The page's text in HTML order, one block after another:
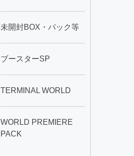
未開封BOX・パック等
ブースターSP
TERMINAL WORLD
WORLD PREMIERE
PACK
1,780円